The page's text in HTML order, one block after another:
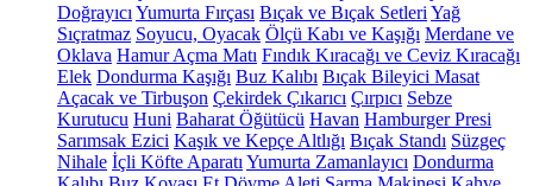
Doğrayıcı Yumurta Fırçası Bıçak ve Bıçak Setleri Yağ
Sıçratmaz Soyucu, Oyacak Ölçü Kabı ve Kaşığı Merdane ve
Oklava Hamur Açma Matı Fındık Kıracağı ve Ceviz Kıracağı
Elek Dondurma Kaşığı Buz Kalıbı Bıçak Bileyici Masat
Açacak ve Tirbuşon Çekirdek Çıkarıcı Çırpıcı Sebze
Kurutucu Huni Baharat Öğütücü Havan Hamburger Presi
Sarımsak Ezici Kaşık ve Kepçe Altlığı Bıçak Standı Süzgeç
Nihale İçli Köfte Aparatı Yumurta Zamanlayıcı Dondurma